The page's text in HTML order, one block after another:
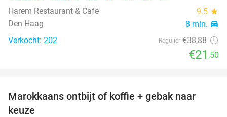
Harem Restaurant & Café
9.5 star
Den Haag 8 min. directions_car
Verkocht: 202 Regulier €38,88
€21 ,50
Marokkaans ontbijt of koffie + gebak naar
keuze